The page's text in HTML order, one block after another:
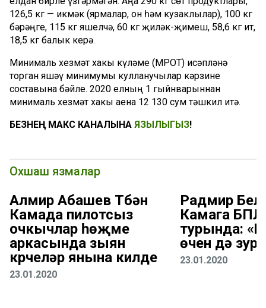
126,5 кг — икмәк (ярмалар, он һәм кузаклылар), 100 кг
бәрәңге, 115 кг яшелчә, 60 кг җиләк-җимеш, 58,6 кг ит,
18,5 кг балык керә.
Минималь хезмәт хакы күләме (МРОТ) исәпләнә
торган яшәү минимумы кулланучылар кәрзине
составына бәйле. 2020 елның 1 гыйнварыннан
минималь хезмәт хакы аена 12 130 сум тәшкил итә.
БЕЗНЕҢ МАКС КАНАЛЫНА ЯЗЫЛЫГЫЗ!
Охшаш язмалар
Алмир Абашев Түбән
Камада пилотсыз
очкычлар һөҗүме
аркасында зыян
күрүчеләр янына килде
23.01.2020
Радмир
Камага
турында:
өчен дә зур
23.01.2020